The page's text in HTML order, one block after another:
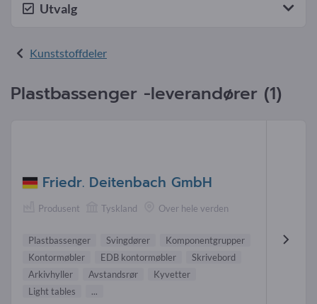
Utvalg
Kunststoffdeler
Plastbassenger -leverandører (1)
Friedr. Deitenbach GmbH
Produsent Tyskland Over hele verden
Plastbassenger Svingdører
Komponentgrupper
Kontormøbler
EDB kontormøbler
Skrivebord
Arkivhyller
Avstandsrør
Kyvetter
Light tables
...